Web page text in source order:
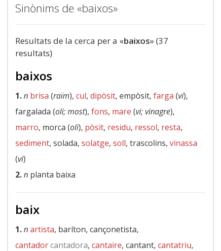
Sinònims de «baixos»
Resultats de la cerca per a «baixos» (37
resultats)
baixos
1.n brisa (raïm), cul, dipòsit, empòsit, farga (vi),
fargalada (oli; most), fons, mare (vi; vinagre),
marro, morca (oli), pòsit, residu, ressol, resta,
sediment, solada, solatge, soll, trascolins, vinassa
(vi)
2.n planta baixa
baix
1.nartista, baríton, cançonetista,
cantadorcantadora, cantaire, cantant, cantatriu,